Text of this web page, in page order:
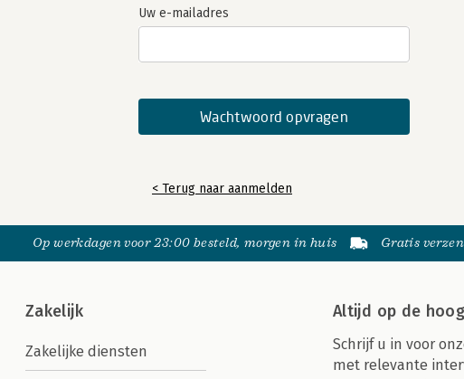
Uw e-mailadres
< Terug naar aanmelden
Op werkdagen voor 23:00 besteld, morgen in huis Gratis
Zakelijk
Zakelijke diensten
Altijd op de
Schrijf u in voor
met relevante